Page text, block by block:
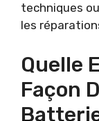
techniques
les
Quelle
Façon